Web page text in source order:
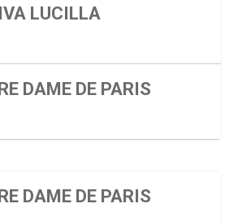
LUCILLA
DAME DE PARIS
DAME DE PARIS